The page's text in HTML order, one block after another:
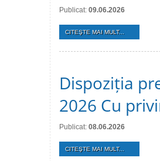
Publicat: 09.06.2026
CITEŞTE MAI MULT...
Dispoziția
2026 Cu
Publicat: 08.06.2026
CITEŞTE MAI MULT...